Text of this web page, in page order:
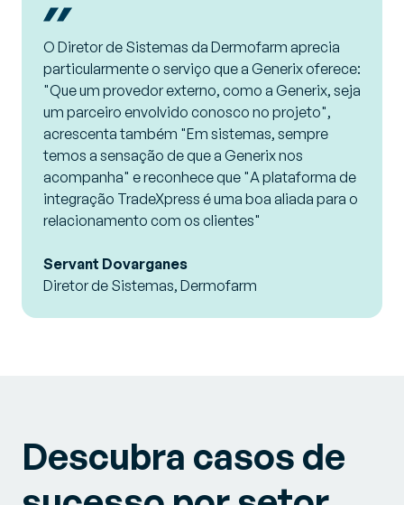
O Diretor de Sistemas da Dermofarm aprecia
particularmente o serviço que a Generix oferece:
"Que um provedor externo, como a Generix, seja
um parceiro envolvido conosco no projeto",
acrescenta também "Em sistemas, sempre
temos a sensação de que a Generix nos
acompanha" e reconhece que "A plataforma de
integração TradeXpress é uma boa aliada para o
relacionamento com os clientes"
Servant Dovarganes
Diretor de Sistemas, Dermofarm
Descubra casos de